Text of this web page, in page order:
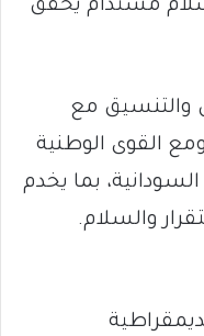
مستدام يحقق
والتنسيق مع
القوى الوطنية
بما يخدم
والسلام.